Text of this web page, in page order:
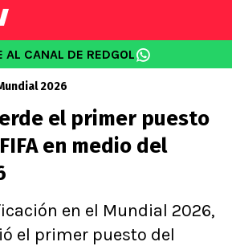
AL CANAL DE REDGOL
2026
el primer puesto
en medio del
en el Mundial 2026,
el primer puesto del